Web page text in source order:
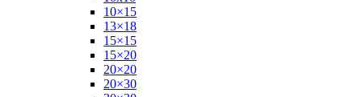
10×15
13×18
15×15
15×20
20×20
20×30